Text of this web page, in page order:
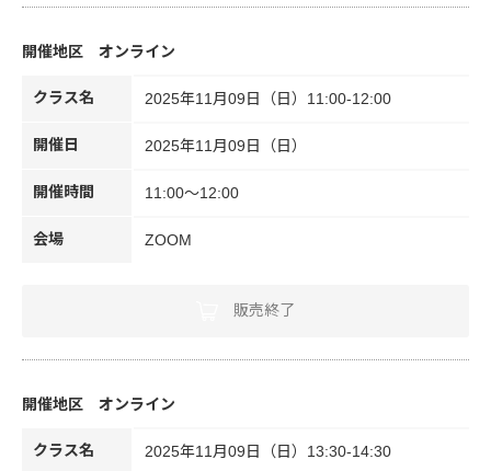
オンライン
クラス名 2025年11月09日（日）11:00-12:00
開催日 2025年11月09日（日）
開催時間 11:00～12:00
会場 ZOOM
販売終了
オンライン
クラス名 2025年11月09日（日）13:30-14:30